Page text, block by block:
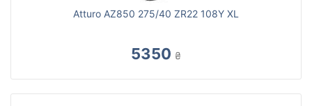
Atturo AZ850 275/40 ZR22 108Y XL
5350 ₴